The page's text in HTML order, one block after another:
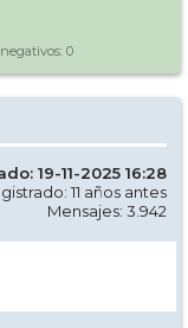
0
19-11-2025 16:28
11 años antes
Mensajes: 3.942